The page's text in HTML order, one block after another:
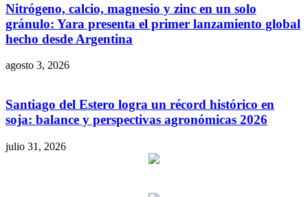
Nitrógeno, calcio, magnesio y zinc en un solo
gránulo: Yara presenta el primer lanzamiento global
hecho desde Argentina
agosto 3, 2026
Santiago del Estero logra un récord histórico en
soja: balance y perspectivas agronómicas 2026
julio 31, 2026